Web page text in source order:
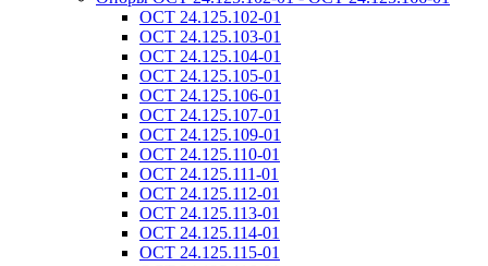
ОСТ 24.125.102-01
ОСТ 24.125.103-01
ОСТ 24.125.104-01
ОСТ 24.125.105-01
ОСТ 24.125.106-01
ОСТ 24.125.107-01
ОСТ 24.125.109-01
ОСТ 24.125.110-01
ОСТ 24.125.111-01
ОСТ 24.125.112-01
ОСТ 24.125.113-01
ОСТ 24.125.114-01
ОСТ 24.125.115-01